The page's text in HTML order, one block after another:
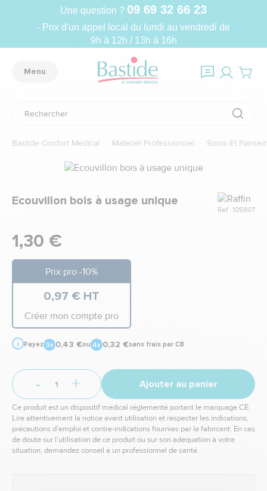
Une question ? 09 69 32 66 23
- Prix d'un appel local du lundi au vendredi de
9h à 12h / 13h à 16h
Menu
Bastide Confort Médical Matériel Professionnel Soins Et
Ecouvillon bois à usage unique Marque
Ref.: 105807
1,30 €
Prix pro -10%
0,97 € HT
Créer mon compte pro
Payez 0,43 €ou 0,32 €sans frais par CB
- + Ajouter au panier
Ce produit est un dispositif médical réglementé portant le marquage CE.
Lire attentivement la notice avant utilisation et respecter les indications,
précautions d’emploi et contre-indications fournies par le fabricant. En cas
de doute sur l’utilisation de ce produit ou sur son adéquation à votre
situation, demandez conseil à un professionnel de santé.